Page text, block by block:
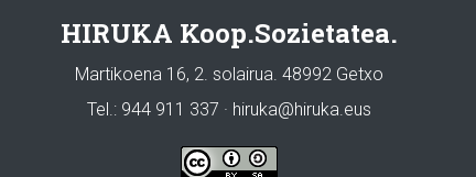
HIRUKA Koop.Sozietatea.
Martikoena 16, 2. solairua. 48992 Getxo
Tel.: 944 911 337 · hiruka@hiruka.eus